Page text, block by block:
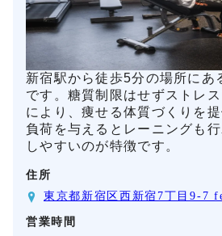
新宿駅から徒歩5分の場所にあ
です。糖質制限はせずストレ
により、痩せる体質づくりを提
負荷を与えるとレーニングも
しやすいのが特徴です。
住所
東京都新宿区西新宿7丁目9-7
営業時間